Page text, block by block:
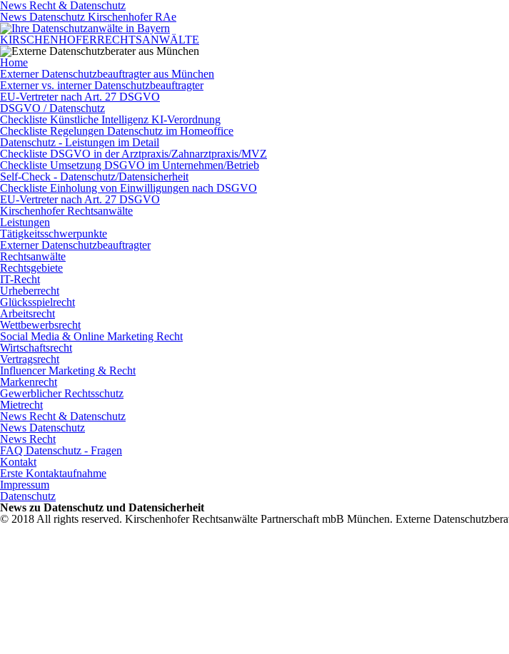
News Recht & Datenschutz
News Datenschutz Kirschenhofer RAe
KIRSCHENHOFERRECHTSANWÄLTE
Home
Externer Datenschutzbeauftragter aus München
Externer vs. interner Datenschutzbeauftragter
EU-Vertreter nach Art. 27 DSGVO
DSGVO / Datenschutz
Checkliste Künstliche Intelligenz KI-Verordnung
Checkliste Regelungen Datenschutz im Homeoffice
Datenschutz - Leistungen im Detail
Checkliste DSGVO in der Arztpraxis/Zahnarztpraxis/MVZ
Checkliste Umsetzung DSGVO im Unternehmen/Betrieb
Self-Check - Datenschutz/Datensicherheit
Checkliste Einholung von Einwilligungen nach DSGVO
EU-Vertreter nach Art. 27 DSGVO
Kirschenhofer Rechtsanwälte
Leistungen
Tätigkeitsschwerpunkte
Externer Datenschutzbeauftragter
Rechtsanwälte
Rechtsgebiete
IT-Recht
Urheberrecht
Glücksspielrecht
Arbeitsrecht
Wettbewerbsrecht
Social Media & Online Marketing Recht
Wirtschaftsrecht
Vertragsrecht
Influencer Marketing & Recht
Markenrecht
Gewerblicher Rechtsschutz
Mietrecht
News Recht & Datenschutz
News Datenschutz
News Recht
FAQ Datenschutz - Fragen
Kontakt
Erste Kontaktaufnahme
Impressum
Datenschutz
News zu Datenschutz und Datensicherheit
© 2018 All rights reserved. Kirschenhofer Rechtsanwälte Partnerschaft mbB München. Externe